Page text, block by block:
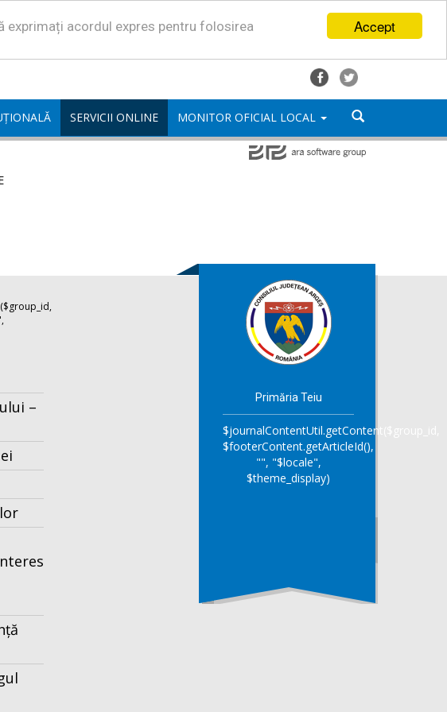
Accept
exprimați acordul expres pentru folosirea
SERVICII ONLINE MONITOR OFICIAL LOCAL
–
Primăria Teiu
$journalContentUtil.getContent($group_id,
$footerContent.getArticleId(),
"", "$locale",
$theme_display)